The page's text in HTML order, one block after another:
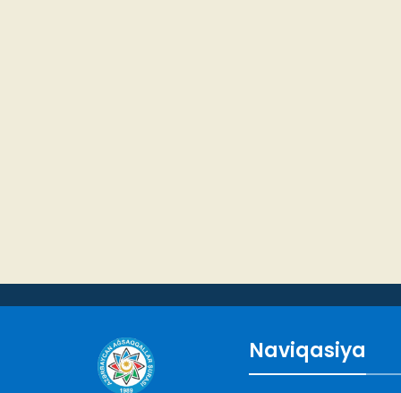
Naviqasiya